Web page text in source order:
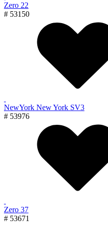
Zero 22
# 53150
NewYork New York SV3
# 53976
Zero 37
# 53671